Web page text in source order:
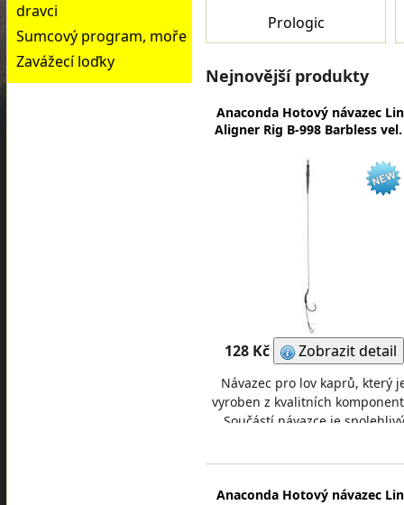
dravci
Sumcový program, moře
Zavážecí loďky
Prologic
Nejnovější produkty
Anaconda Hotový návazec
Aligner Rig B-998 Barbless
128 Kč Zobrazit detail
Návazec pro lov kaprů, který
vyroben z kvalitních
Součástí návazce je spolehlivý
Anaconda Hotový návazec